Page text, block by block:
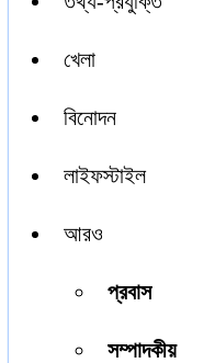
খেলা
বিনোদন
লাইফস্টাইল
আরও
প্রবাস
সম্পাদকীয়